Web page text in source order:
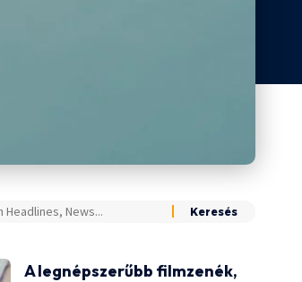
A legnépszerűbb filmzenék,